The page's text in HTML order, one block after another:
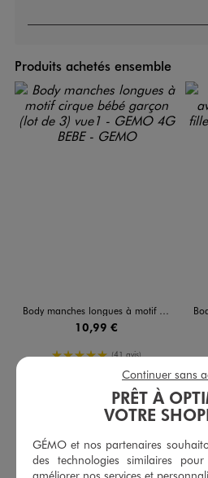
Produits achetés ensemble
Body manches longues à motif cirque bébé garçon (lot de 3)
10,99 €
5/5 de moyenne
(41 avis)
AJOUTERAU PANIER
Body
4.7 /5
PRÊT À
VOTRE
GÉMO et nos partenaires
des technologies similaires
améliorer nos services et
Continuer sans